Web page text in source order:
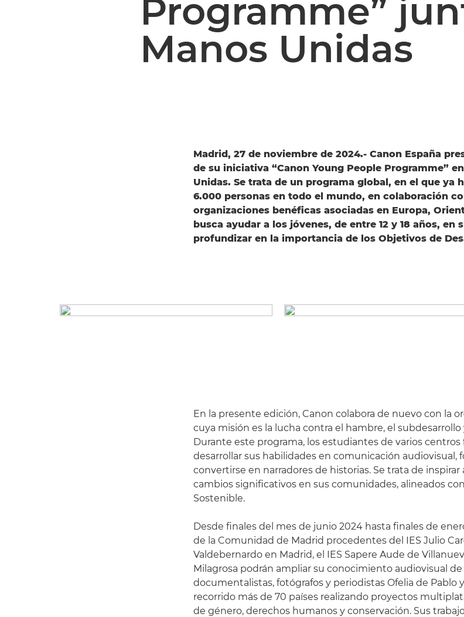
Programme”
Manos Unidas
Madrid, 27 de noviembre de 2024.- Canon España
de su iniciativa “Canon Young People Programme”
Unidas. Se trata de un programa global, en el que ya
6.000 personas en todo el mundo, en colaboración
organizaciones benéficas asociadas en Europa,
busca ayudar a los jóvenes, de entre 12 y 18 años,
profundizar en la importancia de los Objetivos de
En la presente edición, Canon colabora de nuevo con la
cuya misión es la lucha contra el hambre, el
Durante este programa, los estudiantes de varios
desarrollar sus habilidades en comunicación audiovisual,
convertirse en narradores de historias. Se trata de inspirar
cambios significativos en sus comunidades, alineados
Sostenible.
Desde finales del mes de junio 2024 hasta finales de
de la Comunidad de Madrid procedentes del IES Julio
Valdebernardo en Madrid, el IES Sapere Aude de
Milagrosa podrán ampliar su conocimiento audiovisual
documentalistas, fotógrafos y periodistas Ofelia de Pablo
recorrido más de 70 países realizando proyectos
de género, derechos humanos y conservación. Sus